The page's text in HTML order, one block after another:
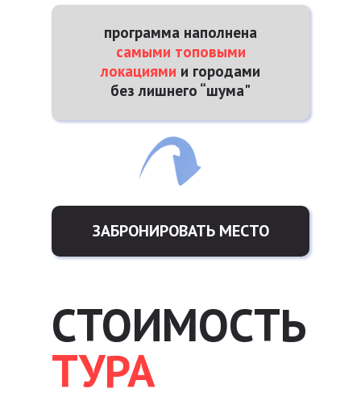
ЗАБРОНИРОВАТЬ МЕСТО
программа наполнена
самыми топовыми
локациями и городами
без лишнего “шума"
СТОИМОСТЬ
ТУРА